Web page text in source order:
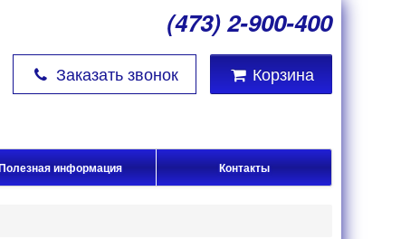
(473) 2-900-400
Заказать звонок Корзина
информация Контакты